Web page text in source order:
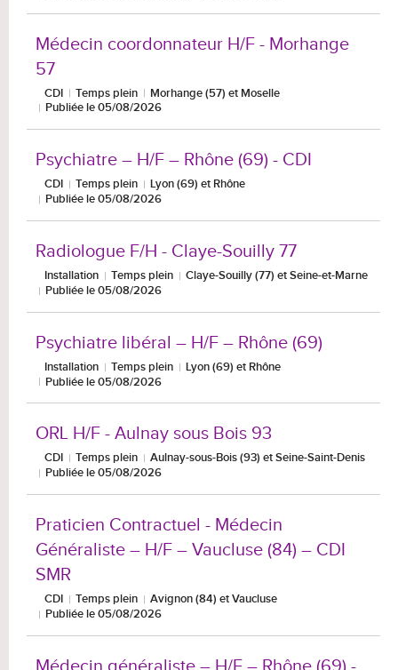
Médecin coordonnateur H/F - Morhange
57
CDI Temps plein
Morhange (57) et Moselle
Publiée le 05/08/2026
Psychiatre – H/F – Rhône (69) - CDI
CDI Temps plein
Lyon (69) et Rhône
Publiée le 05/08/2026
Radiologue F/H - Claye-Souilly 77
Installation Temps plein
Claye-Souilly (77) et Seine-et-Marne
Publiée le 05/08/2026
Psychiatre libéral – H/F – Rhône (69)
Installation Temps plein
Lyon (69) et Rhône
Publiée le 05/08/2026
ORL H/F - Aulnay sous Bois 93
CDI Temps plein
Aulnay-sous-Bois (93) et Seine-Saint-Denis
Publiée le 05/08/2026
Praticien Contractuel - Médecin
Généraliste – H/F – Vaucluse (84) – CDI
SMR
CDI Temps plein
Avignon (84) et Vaucluse
Publiée le 05/08/2026